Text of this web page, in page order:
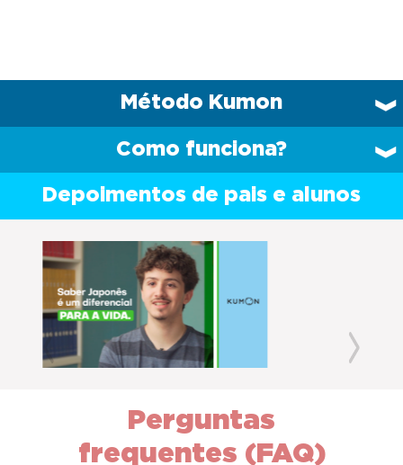
Método Kumon
Como funciona?
Depoimentos de pais e alunos
Previous
Perguntas
frequentes (FAQ)
Qual é o valor do curso?
Há taxa de matrícula?